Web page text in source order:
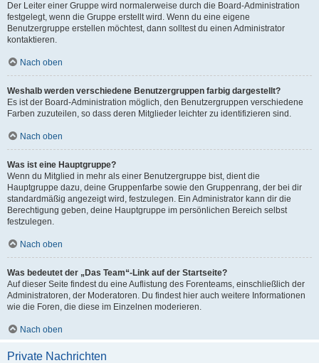
Der Leiter einer Gruppe wird normalerweise durch die Board-Administration
festgelegt, wenn die Gruppe erstellt wird. Wenn du eine eigene
Benutzergruppe erstellen möchtest, dann solltest du einen Administrator
kontaktieren.
Nach oben
Weshalb werden verschiedene Benutzergruppen farbig dargestellt?
Es ist der Board-Administration möglich, den Benutzergruppen verschiedene
Farben zuzuteilen, so dass deren Mitglieder leichter zu identifizieren sind.
Nach oben
Was ist eine Hauptgruppe?
Wenn du Mitglied in mehr als einer Benutzergruppe bist, dient die
Hauptgruppe dazu, deine Gruppenfarbe sowie den Gruppenrang, der bei dir
standardmäßig angezeigt wird, festzulegen. Ein Administrator kann dir die
Berechtigung geben, deine Hauptgruppe im persönlichen Bereich selbst
festzulegen.
Nach oben
Was bedeutet der „Das Team“-Link auf der Startseite?
Auf dieser Seite findest du eine Auflistung des Forenteams, einschließlich der
Administratoren, der Moderatoren. Du findest hier auch weitere Informationen
wie die Foren, die diese im Einzelnen moderieren.
Nach oben
Private Nachrichten